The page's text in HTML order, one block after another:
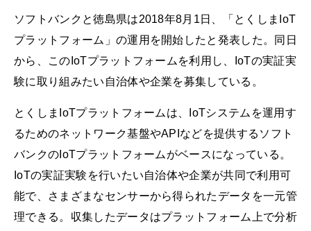
ソフトバンクと徳島県は2018年8月1日、「とくしまIoT
プラットフォーム」の運用を開始したと発表した。同日
から、このIoTプラットフォームを利用し、IoTの実証実
験に取り組みたい自治体や企業を募集している。
とくしまIoTプラットフォームは、IoTシステムを運用す
るためのネットワーク基盤やAPIなどを提供するソフト
バンクのIoTプラットフォームがベースになっている。
IoTの実証実験を行いたい自治体や企業が共同で利用可
能で、さまざまなセンサーから得られたデータを一元管
理できる。収集したデータはプラットフォーム上で分析